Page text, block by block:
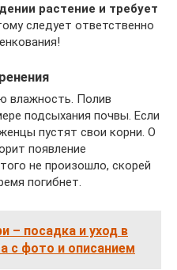
растение и требует
следует ответственно
влажность. Полив
подсыхания почвы. Если
пустят свои корни. О
появление
не произошло, скорей
погибнет.
– посадка и уход в
с фото и описанием